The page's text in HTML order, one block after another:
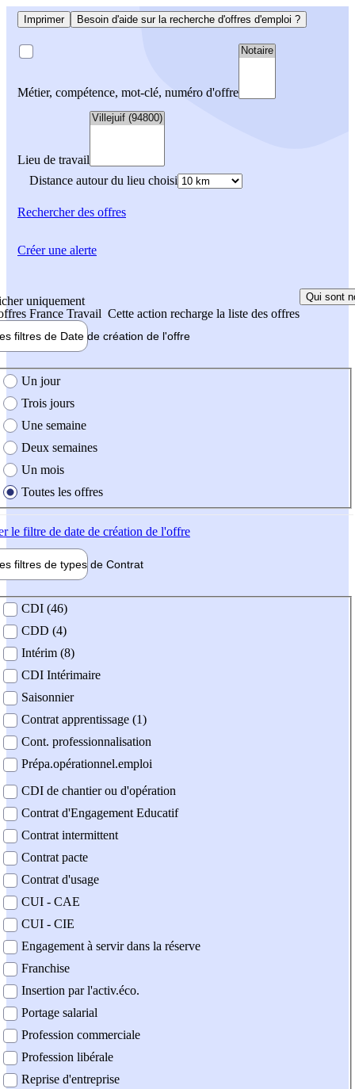
Imprimer Besoin d'aide sur la recherche d'offres d'emploi ?
Métier, compétence, mot-clé, numéro d'offre
Lieu de travail
Distance autour du lieu choisi
Rechercherdes offres
uniquement
France Travail Cette action recharge la liste des offres
Qui sont
filtres de Date de création de l'offre
création de l'offre
Un jour
Trois jours
Une semaine
Deux semaines
Un mois
Toutes les offres
le filtre de date de création de l'offre
filtres de types de Contrat
contrat
CDI (46)
CDD (4)
Intérim (8)
CDI Intérimaire
Saisonnier
Contrat apprentissage (1)
Cont. professionnalisation
Prépa.opérationnel.emploi
CDI de chantier ou d'opération
Contrat d'Engagement Educatif
Contrat intermittent
Contrat pacte
Contrat d'usage
CUI - CAE
CUI - CIE
Engagement à servir dans la réserve
Franchise
Insertion par l'activ.éco.
Portage salarial
Profession commerciale
Profession libérale
Reprise d'entreprise
Créer une alerte